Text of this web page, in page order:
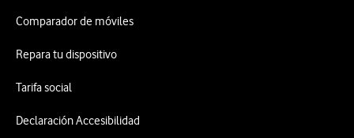
Comparador de móviles
Repara tu dispositivo
Tarifa social
Declaración Accesibilidad